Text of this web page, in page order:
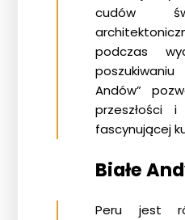
cudów
podczas
Andów”
przeszłości
fascynującej
Białe
Peru jest